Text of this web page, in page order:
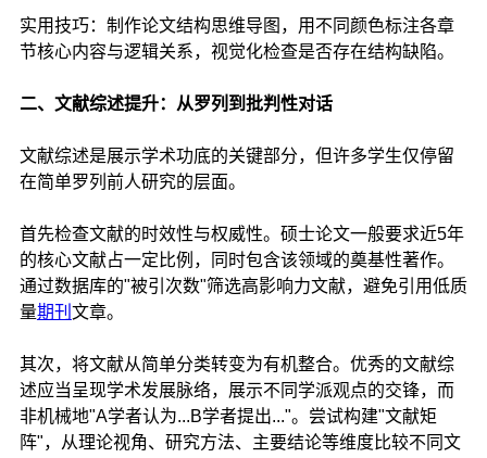
实用技巧：制作论文结构思维导图，用不同颜色标注各章
节核心内容与逻辑关系，视觉化检查是否存在结构缺陷。
二、文献综述提升：从罗列到批判性对话
文献综述是展示学术功底的关键部分，但许多学生仅停留
在简单罗列前人研究的层面。
首先检查文献的时效性与权威性。硕士论文一般要求近5年
的核心文献占一定比例，同时包含该领域的奠基性著作。
通过数据库的"被引次数"筛选高影响力文献，避免引用低质
量期刊 文章。
其次，将文献从简单分类转变为有机整合。优秀的文献综
述应当呈现学术发展脉络，展示不同学派观点的交锋，而
非机械地"A学者认为...B学者提出..."。尝试构建"文献矩
阵"，从理论视角、研究方法、主要结论等维度比较不同文